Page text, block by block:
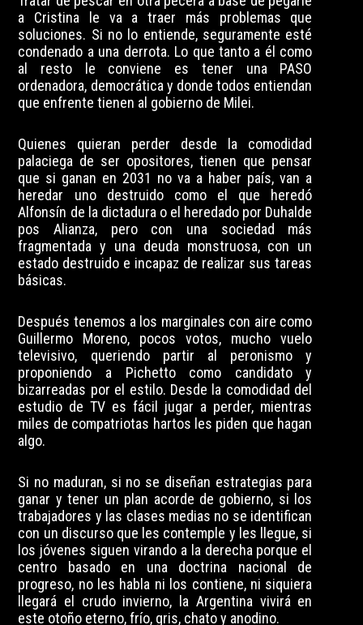
a Cristina le va a traer más problemas que
soluciones. Si no lo entiende, seguramente esté
condenado a una derrota. Lo que tanto a él como
al resto le conviene es tener una PASO
ordenadora, democrática y donde todos entiendan
que enfrente tienen al gobierno de Milei.
Quienes quieran perder desde la comodidad
palaciega de ser opositores, tienen que pensar
que si ganan en 2031 no va a haber país, van a
heredar uno destruido como el que heredó
Alfonsín de la dictadura o el heredado por Duhalde
pos Alianza, pero con una sociedad más
fragmentada y una deuda monstruosa, con un
estado destruido e incapaz de realizar sus tareas
básicas.
Después tenemos a los marginales con aire como
Guillermo Moreno, pocos votos, mucho vuelo
televisivo, queriendo partir al peronismo y
proponiendo a Pichetto como candidato y
bizarreadas por el estilo. Desde la comodidad del
estudio de TV es fácil jugar a perder, mientras
miles de compatriotas hartos les piden que hagan
algo.
Si no maduran, si no se diseñan estrategias para
ganar y tener un plan acorde de gobierno, si los
trabajadores y las clases medias no se identifican
con un discurso que les contemple y les llegue, si
los jóvenes siguen virando a la derecha porque el
centro basado en una doctrina nacional de
progreso, no les habla ni los contiene, ni siquiera
llegará el crudo invierno, la Argentina vivirá en
este otoño eterno, frío, gris, chato y anodino.